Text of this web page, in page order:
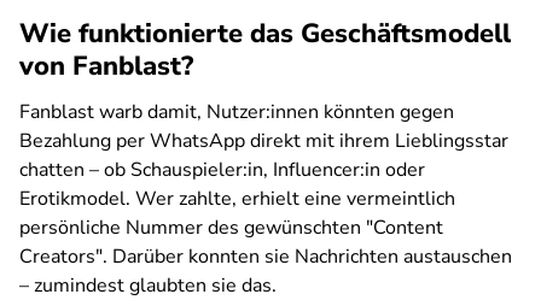
Wie funktionierte das Geschäftsmodell
von Fanblast?
Fanblast warb damit, Nutzer:innen könnten gegen
Bezahlung per WhatsApp direkt mit ihrem Lieblingsstar
chatten – ob Schauspieler:in, Influencer:in oder
Erotikmodel. Wer zahlte, erhielt eine vermeintlich
persönliche Nummer des gewünschten "Content
Creators". Darüber konnten sie Nachrichten austauschen
– zumindest glaubten sie das.